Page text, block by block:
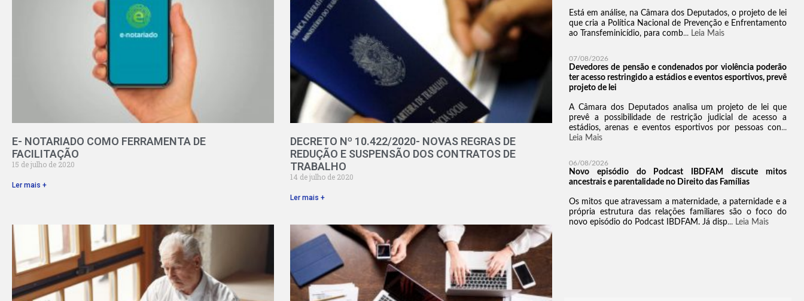
E- NOTARIADO COMO FERRAMENTA DE
FACILITAÇÃO
15 de julho de 2020
Ler mais +
DECRETO Nº 10.422/2020- NOVAS REGRAS DE
REDUÇÃO E SUSPENSÃO DOS CONTRATOS DE
TRABALHO
14 de julho de 2020
Ler mais +